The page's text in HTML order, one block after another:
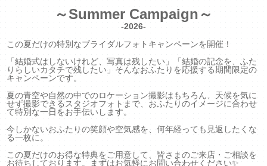
～Summer Campaign～
-2026-
この夏だけの特別なブライダルフォトキャンペーンを開催！
「結婚式はしないけれど、写真は残したい」「結婚の記念を、ふた
りらしいカタチで残したい」そんなおふたりを応援する期間限定の
キャンペーンです。
夏の青空や自然の中でのロケーション撮影はもちろん、天候を気に
せず撮影できるスタジオフォトまで、おふたりのイメージに合わせ
て特別な一日をお手伝いします。
今しかないおふたりの笑顔や空気感を、何年経っても見返したくな
る一枚に。
この夏だけのお得な特典をご用意して、皆さまのご来店・ご相談を
お待ちしております。まずはお気軽にお問い合わせください✨